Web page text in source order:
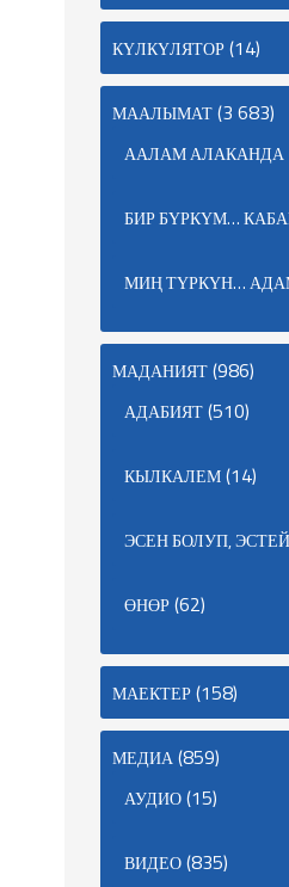
КҮЛКҮЛЯТОР(14)
МААЛЫМАТ(3 683)
ААЛАМ АЛАКАНДА
БИР БҮРКҮМ…
МИҢ ТҮРКҮН…
МАДАНИЯТ(986)
АДАБИЯТ(510)
КЫЛКАЛЕМ(14)
ЭСЕН БОЛУП,
ӨНӨР(62)
МАЕКТЕР(158)
МЕДИА(859)
АУДИО(15)
ВИДЕО(835)